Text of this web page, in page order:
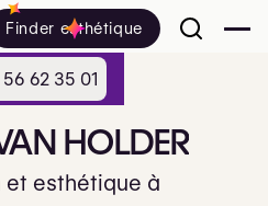
Finder esthétique
HOLDER
et esthétique à
62 35 01